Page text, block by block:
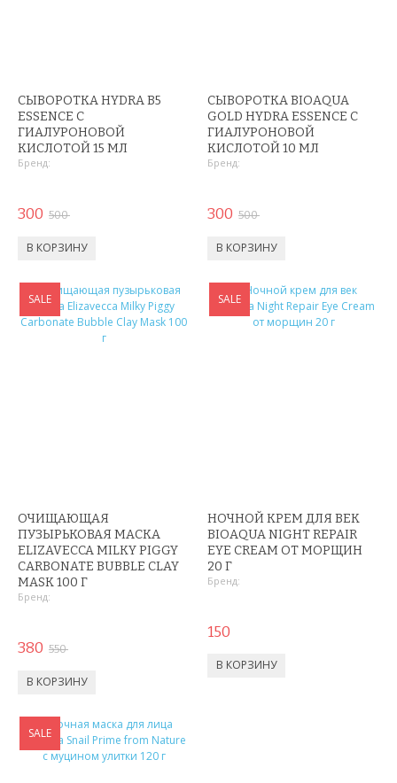
ЛАНЧ БОКСЫ ДЛЯ ЕДЫ
ДОЗАТОРЫ
АВТОАКСЕССУАРЫ
АВТОЭЛЕКТРОНИКА
СПОРТИВНЫЕ ТОВАРЫ
ТОВАРЫ ДЛЯ ТУРИЗМА
ТРЕНИРОВОЧНЫЕ МАСКИ
ТОВАРЫ ДЛЯ ТРЕНИРОВОК
ТОВАРЫ ДЛЯ ПЛЯЖА
НАДУВНОЙ ДИВАН ЛАМЗАК
СЫВОРОТКА HYDRA B5
ESSENCE С
ГИАЛУРОНОВОЙ
КИСЛОТОЙ 15 МЛ
Бренд:
300 500
СЫВОРОТКА BIOAQUA
GOLD HYDRA ESSENCE С
ГИАЛУРОНОВОЙ
КИСЛОТОЙ 10 МЛ
Бренд:
300 500
SALE
ОЧИЩАЮЩАЯ
ПУЗЫРЬКОВАЯ МАСКА
ELIZAVECCA MILKY PIGGY
СARBONATE BUBBLE CLAY
MASK 100 Г
Бренд:
380 550
SALE
НОЧНОЙ КРЕМ ДЛЯ ВЕК
BIOAQUA NIGHT REPAIR
EYE CREAM ОТ МОРЩИН
20 Г
Бренд:
150
SALE